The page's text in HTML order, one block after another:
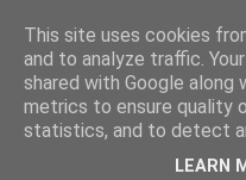
This site uses cookies
and to analyze traffic.
shared with Google
metrics to ensure quality
statistics, and to detect
LEARN